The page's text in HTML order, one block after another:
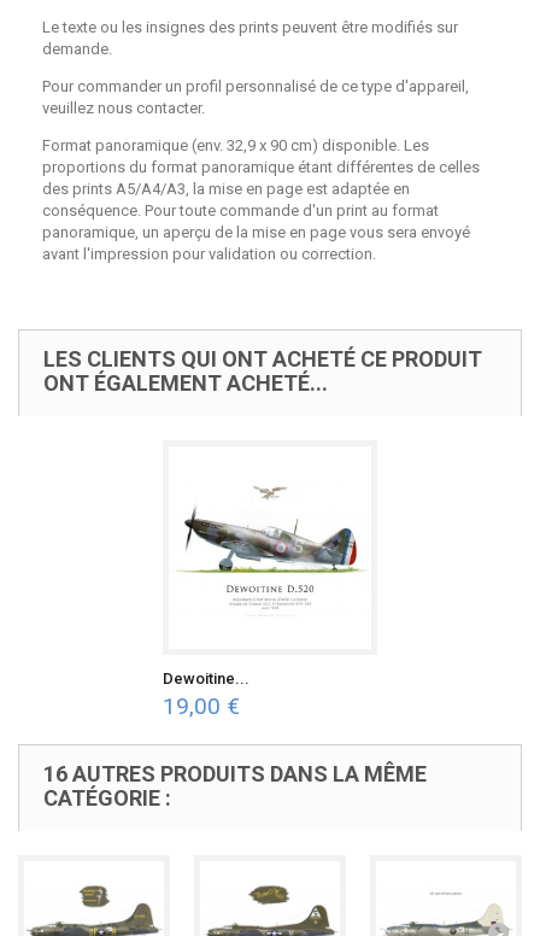
Le texte ou les insignes des prints peuvent être modifiés sur
demande.
Pour commander un profil personnalisé de ce type d'appareil,
veuillez nous contacter.
Format panoramique (env. 32,9 x 90 cm) disponible. Les
proportions du format panoramique étant différentes de celles
des prints A5/A4/A3, la mise en page est adaptée en
conséquence. Pour toute commande d'un print au format
panoramique, un aperçu de la mise en page vous sera envoyé
avant l'impression pour validation ou correction.
LES CLIENTS QUI ONT ACHETÉ CE PRODUIT
ONT ÉGALEMENT ACHETÉ...
Dewoitine...
19,00 €
16 AUTRES PRODUITS DANS LA MÊME
CATÉGORIE :